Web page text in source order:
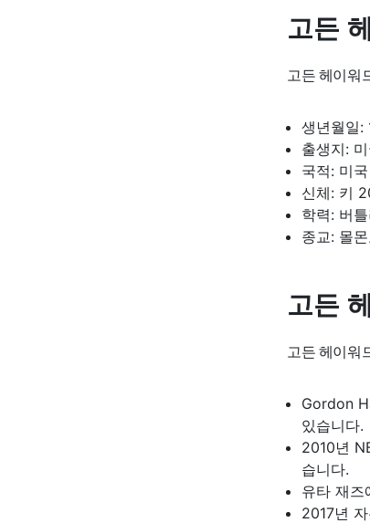
고든
고든 헤이워
생년월일:
출생지:
국적: 미국
신체: 키
학력: 버
종교: 몰
고든
고든 헤이워
Gordon
있습니다.
2010년
습니다.
유타 재즈
2017년